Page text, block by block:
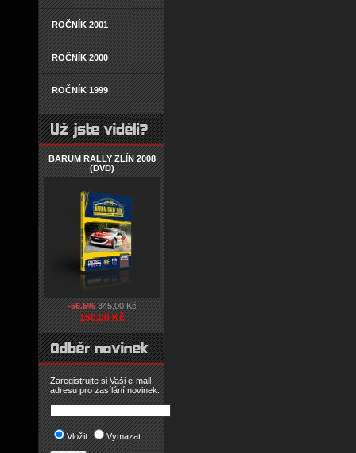
ROČNÍK 2001
ROČNÍK 2000
ROČNÍK 1999
BARUM RALLY ZLÍN 2008
(DVD)
-56.5%345,00 Kč
150,00 Kč
Zaregistrujte si Vaši e-mail
adresu pro zasílání novinek.
Vložit Vymazat